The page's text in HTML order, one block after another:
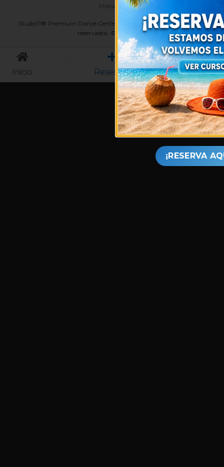
Mapa del sitio
Studio11® Premium Dance Center y asociados. Todos los derechos
reservados. © 2011-2026
Inicio Reservas Horarios Menú
¡RESERVA